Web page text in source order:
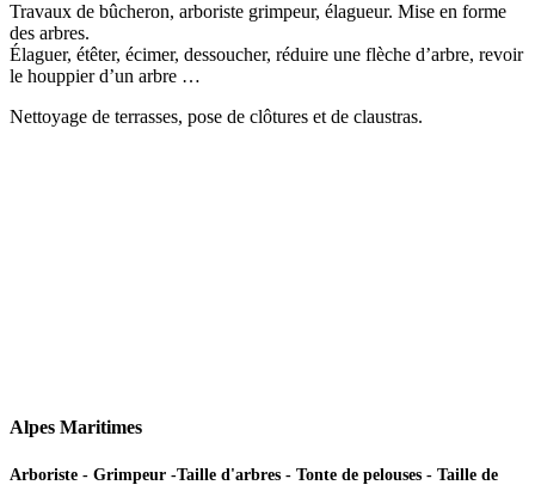
Travaux de bûcheron, arboriste grimpeur, élagueur. Mise en forme
des arbres.
Élaguer, étêter, écimer, dessoucher, réduire une flèche d’arbre, revoir
le houppier d’un arbre …
Nettoyage de terrasses, pose de clôtures et de claustras.
Alpes Maritimes
Arboriste - Grimpeur -Taille d'arbres - Tonte de pelouses - Taille de